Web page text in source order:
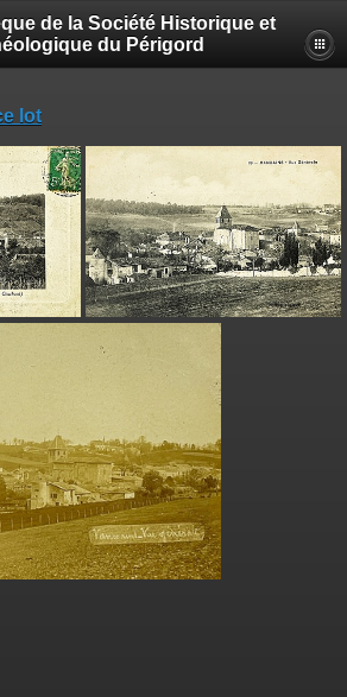
de la Société Historique et
du Périgord
lot